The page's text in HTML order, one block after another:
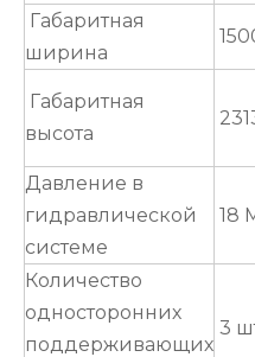
Габаритная
ширина
Габаритная
высота
Давление в
гидравлической
системе
18
Количество
односторонних
поддерживающих
3